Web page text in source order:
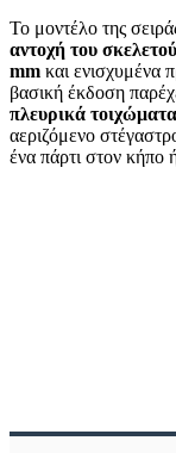
Το μοντέλο της
αντοχή του σκελετού
mm και ενισχυμένα
βασική έκδοση
πλευρικά τοιχώματα
αεριζόμενο
ένα πάρτι στον κήπο